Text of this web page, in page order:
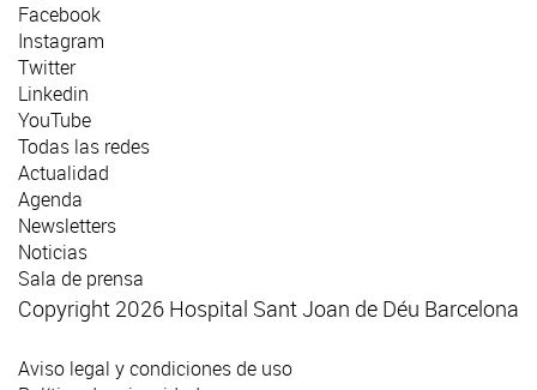
Facebook
Instagram
Twitter
Linkedin
YouTube
Todas las redes
Actualidad
Agenda
Newsletters
Noticias
Sala de prensa
Copyright 2026 Hospital Sant Joan de Déu Barcelona
Aviso legal y condiciones de uso